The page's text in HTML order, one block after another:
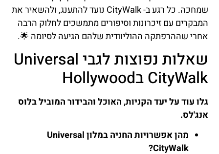
שמחכה. כל רגע ב- CityWalk נועד להתענג, ולהשאיר את
המבקרים עם זיכרונות וסיפורים מתמשכים לחלוק הרבה
אחרי שההרפתקה ההוליוודית שלהם הגיעה לסיומה 🌟.
שאלות נפוצות לגבי Universal
CityWalk בHollywood
גלו עוד על יעד הקניות, האוכל והבידור המוביל בלוס
אנג'לס.
מהן אפשרויות החניה במלון Universal
CityWalk?